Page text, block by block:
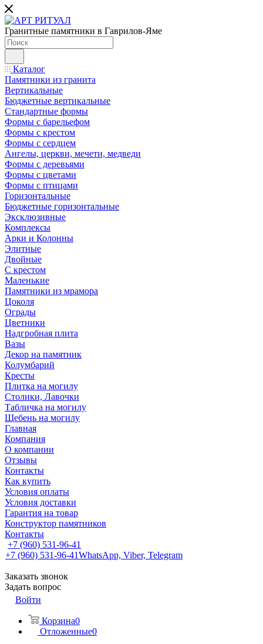
Гранитные памятники в Гаврилов-Яме
Каталог
Памятники из гранита
Вертикальные
Бюджетные вертикальные
Стандартные формы
Формы с барельефом
Формы с крестом
Формы с сердцем
Ангелы, церкви, мечети, медведи
Формы с деревьями
Формы с цветами
Формы с птицами
Горизонтальные
Бюджетные горизонтальные
Эксклюзивные
Комплексы
Арки и Колонны
Элитные
Двойные
С крестом
Маленькие
Памятники из мрамора
Цоколя
Ограды
Цветники
Надгробная плита
Вазы
Декор на памятник
Колумбарий
Кресты
Плитка на могилу
Столики, Лавочки
Табличка на могилу
Щебень на могилу
Главная
Компания
О компании
Отзывы
Контакты
Как купить
Условия оплаты
Условия доставки
Гарантия на товар
Конструктор памятников
Контакты
+7 (960) 531-96-41
+7 (960) 531-96-41WhatsApp, Viber, Telegram
Заказать звонок
Задать вопрос
Войти
Корзина0
Отложенные0